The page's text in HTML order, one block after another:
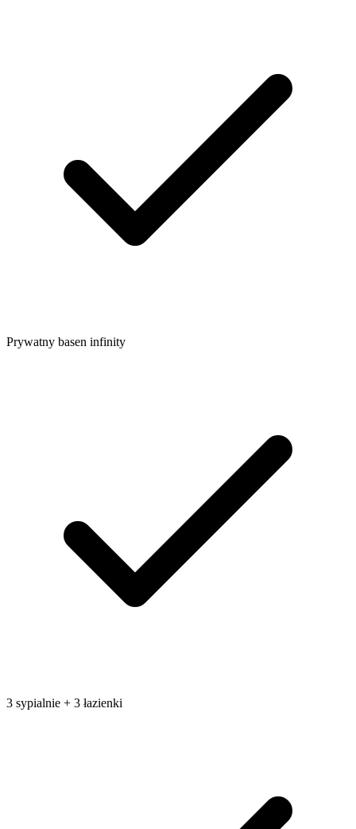
Prywatny basen infinity
3 sypialnie + 3 łazienki